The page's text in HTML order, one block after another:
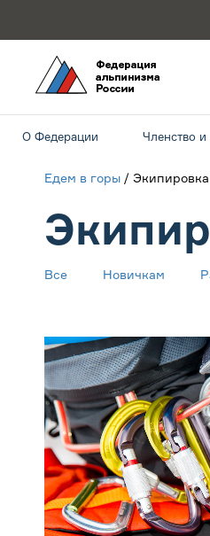
О Федерации Членство
Едем в горы /
Все Новичкам